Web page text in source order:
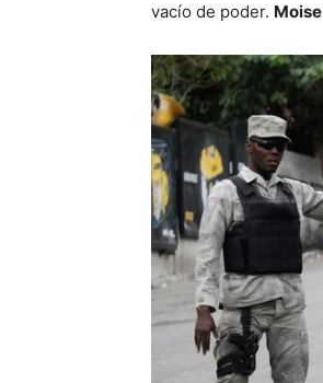
vacío de poder.